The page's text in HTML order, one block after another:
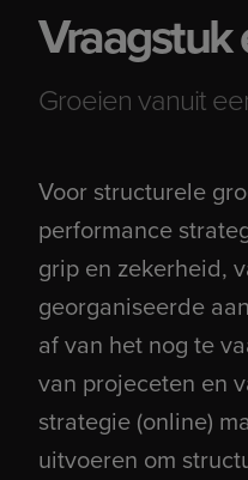
Groeien vanuit
Voor structurele
performance
grip en zekerheid,
georganiseerde
af van het nog te
van projeceten en
strategie (online)
uitvoeren om